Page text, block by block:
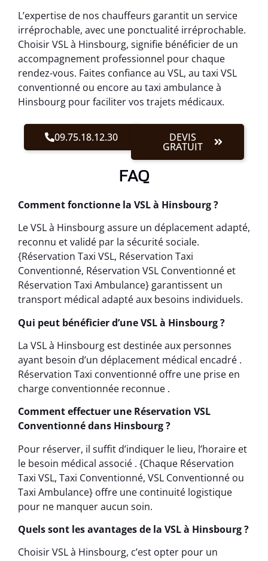
L’expertise de nos chauffeurs garantit un service
irréprochable, avec une ponctualité irréprochable.
Choisir VSL à Hinsbourg, signifie bénéficier de un
accompagnement professionnel pour chaque
rendez-vous. Faites confiance au VSL, au taxi VSL
conventionné ou encore au taxi ambulance à
Hinsbourg pour faciliter vos trajets médicaux.
09.75.18.12.30 DEVIS
GRATUIT
FAQ
Comment fonctionne la VSL à Hinsbourg ?
Le VSL à Hinsbourg assure un déplacement adapté,
reconnu et validé par la sécurité sociale.
{Réservation Taxi VSL, Réservation Taxi
Conventionné, Réservation VSL Conventionné et
Réservation Taxi Ambulance} garantissent un
transport médical adapté aux besoins individuels.
Qui peut bénéficier d’une VSL à Hinsbourg ?
La VSL à Hinsbourg est destinée aux personnes
ayant besoin d’un déplacement médical encadré .
Réservation Taxi conventionné offre une prise en
charge conventionnée reconnue .
Comment effectuer une Réservation VSL
Conventionné dans Hinsbourg ?
Pour réserver, il suffit d’indiquer le lieu, l’horaire et
le besoin médical associé . {Chaque Réservation
Taxi VSL, Taxi Conventionné, VSL Conventionné ou
Taxi Ambulance} offre une continuité logistique
pour ne manquer aucun soin.
Quels sont les avantages de la VSL à Hinsbourg ?
Choisir VSL à Hinsbourg, c’est opter pour un